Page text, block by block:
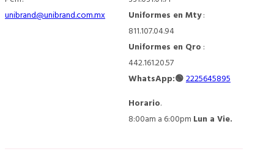
unibrand@unibrand.com.mx
Uniformes en Mty:
811.107.04.94
Uniformes en Qro :
442.161.20.57
WhatsApp:🟢2225645895
Horario.
8:00am a 6:00pm Lun a Vie.